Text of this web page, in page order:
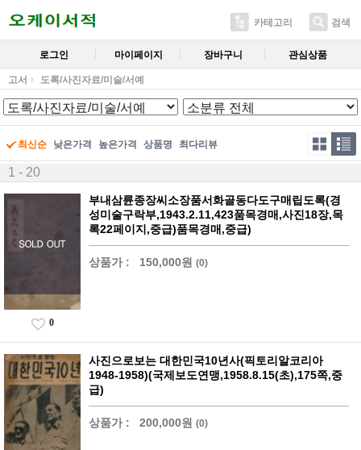
카테고리 검색
로그인 마이페이지 장바구니 관심상품
고서 도록/사진자료/미술/서예
최신순 낮은가격 높은가격 상품명 최다리뷰
1 - 20
부내삼륜종장씨소장품서화골동다도구매립도록(경
성미술구락부,1943.2.11,423품목경매,사진18장,목
록22페이지,중급)품목경매,중급)
상품가 : 150,000원 (0)
0
사진으로보는 대한민국10년사(픽토리알코리아
1948-1958)(국제보도연맹,1958.8.15(초),175쪽,중
급)
상품가 : 200,000원 (0)